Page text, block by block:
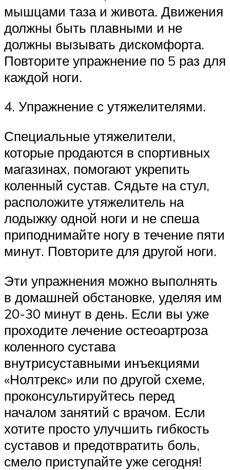
мышцами таза и живота. Движения
должны быть плавными и не
должны вызывать дискомфорта.
Повторите упражнение по 5 раз для
каждой ноги.
4. Упражнение с утяжелителями.
Специальные утяжелители,
которые продаются в спортивных
магазинах, помогают укрепить
коленный сустав. Сядьте на стул,
расположите утяжелитель на
лодыжку одной ноги и не спеша
приподнимайте ногу в течение пяти
минут. Повторите для другой ноги.
Эти упражнения можно выполнять
в домашней обстановке, уделяя им
20-30 минут в день. Если вы уже
проходите лечение остеоартроза
коленного сустава
внутрисуставными инъекциями
«Нолтрекс» или по другой схеме,
проконсультируйтесь перед
началом занятий с врачом. Если
хотите просто улучшить гибкость
суставов и предотвратить боль,
смело приступайте уже сегодня!